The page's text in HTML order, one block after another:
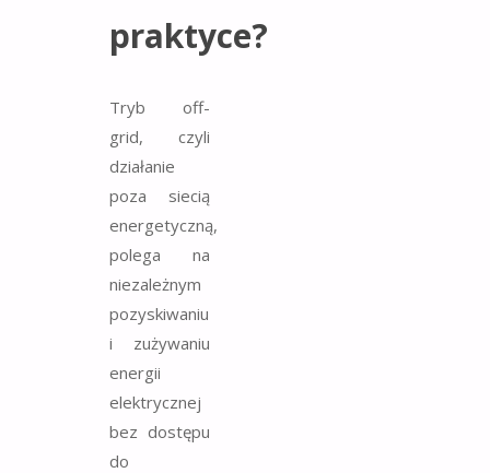
praktyce?
Tryb off-
grid, czyli
działanie
poza siecią
energetyczną,
polega na
niezależnym
pozyskiwaniu
i zużywaniu
energii
elektrycznej
bez dostępu
do